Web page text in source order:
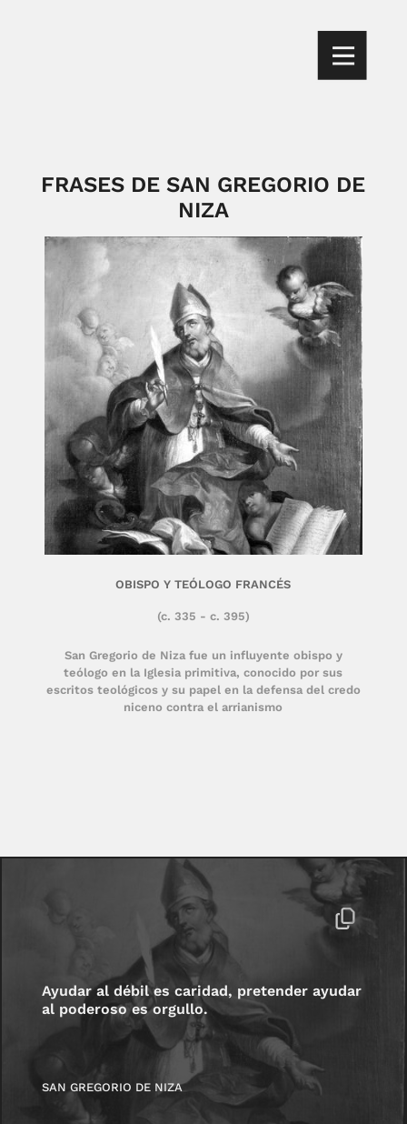
FRASES DE SAN GREGORIO DE
NIZA
San Gregorio de Niza fue un influyente obispo y
teólogo en la Iglesia primitiva, conocido por sus
escritos teológicos y su papel en la defensa del credo
niceno contra el arrianismo
(c. 335 - c. 395)
OBISPO Y TEÓLOGO FRANCÉS
Ayudar al débil es caridad, pretender ayudar
al poderoso es orgullo.
SAN GREGORIO DE NIZA